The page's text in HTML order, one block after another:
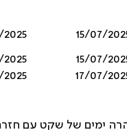
15/07/
15/07/
17/07/
ימים של שקט עם